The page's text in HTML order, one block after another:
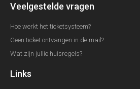
Veelgestelde vragen
Hoe werkt het ticketsysteem?
Geen ticket ontvangen in de mail?
Wat zijn jullie huisregels?
Links